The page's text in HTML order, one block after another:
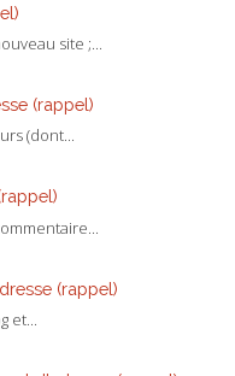
site ;...
(rappel)
(dont...
(rappel)
et...